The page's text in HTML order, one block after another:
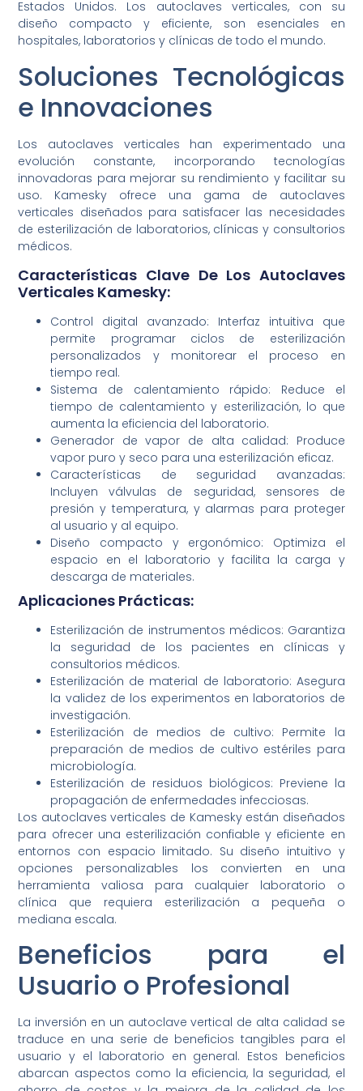
Estados Unidos. Los autoclaves verticales, con su
diseño compacto y eficiente, son esenciales en
hospitales, laboratorios y clínicas de todo el mundo.
Soluciones Tecnológicas
e Innovaciones
Los autoclaves verticales han experimentado una
evolución constante, incorporando tecnologías
innovadoras para mejorar su rendimiento y facilitar su
uso. Kamesky ofrece una gama de autoclaves
verticales diseñados para satisfacer las necesidades
de esterilización de laboratorios, clínicas y consultorios
médicos.
Características Clave De Los Autoclaves
Verticales Kamesky:
Control digital avanzado: Interfaz intuitiva que
permite programar ciclos de esterilización
personalizados y monitorear el proceso en
tiempo real.
Sistema de calentamiento rápido: Reduce el
tiempo de calentamiento y esterilización, lo que
aumenta la eficiencia del laboratorio.
Generador de vapor de alta calidad: Produce
vapor puro y seco para una esterilización eficaz.
Características de seguridad avanzadas:
Incluyen válvulas de seguridad, sensores de
presión y temperatura, y alarmas para proteger
al usuario y al equipo.
Diseño compacto y ergonómico: Optimiza el
espacio en el laboratorio y facilita la carga y
descarga de materiales.
Aplicaciones Prácticas:
Esterilización de instrumentos médicos: Garantiza
la seguridad de los pacientes en clínicas y
consultorios médicos.
Esterilización de material de laboratorio: Asegura
la validez de los experimentos en laboratorios de
investigación.
Esterilización de medios de cultivo: Permite la
preparación de medios de cultivo estériles para
microbiología.
Esterilización de residuos biológicos: Previene la
propagación de enfermedades infecciosas.
Los autoclaves verticales de Kamesky están diseñados
para ofrecer una esterilización confiable y eficiente en
entornos con espacio limitado. Su diseño intuitivo y
opciones personalizables los convierten en una
herramienta valiosa para cualquier laboratorio o
clínica que requiera esterilización a pequeña o
mediana escala.
Beneficios para el
Usuario o Profesional
La inversión en un autoclave vertical de alta calidad se
traduce en una serie de beneficios tangibles para el
usuario y el laboratorio en general. Estos beneficios
abarcan aspectos como la eficiencia, la seguridad, el